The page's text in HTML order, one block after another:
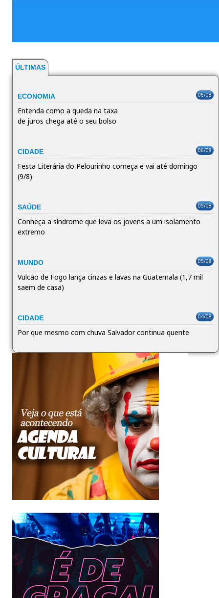
ÚLTIMAS
ECONOMIA 06/08
Entenda como a queda na taxa
de juros chega até o seu bolso
CIDADE 06/08
Festa Literária do Pelourinho começa e vai até domingo
(9/8)
SAÚDE 05/08
Conheça a síndrome que leva os jovens a um isolamento
extremo
MUNDO 05/08
Vulcão de Fogo lança cinzas e lavas na Guatemala (1,7 mil
saem de casa)
CIDADE 04/08
Por que mesmo com chuva Salvador continua quente